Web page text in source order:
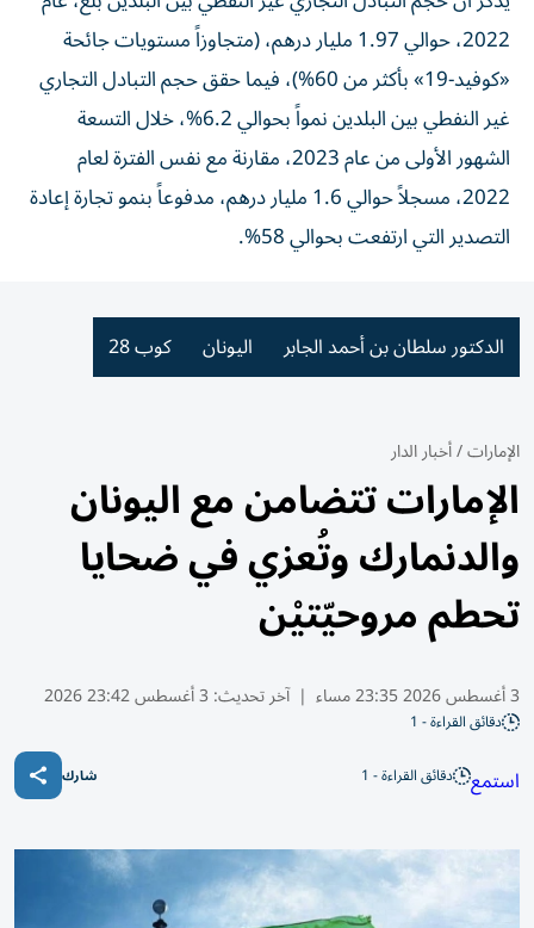
2022، حوالي 1.97 مليار درهم، (متجاوزاً مستويات جائحة
«كوفيد-19» بأكثر من 60%)، فيما حقق حجم التبادل التجاري
غير النفطي بين البلدين نمواً بحوالي 6.2%، خلال التسعة
الشهور الأولى من عام 2023، مقارنة مع نفس الفترة لعام
2022، مسجلاً حوالي 1.6 مليار درهم، مدفوعاً بنمو تجارة إعادة
التصدير التي ارتفعت بحوالي 58%.
الدكتور سلطان بن أحمد الجابر اليونان كوب 28
الإمارات/أخبار الدار
الإمارات تتضامن مع اليونان
والدنمارك وتُعزي في ضحايا
تحطم مروحيّتيْن
3 أغسطس 2026 23:35 مساء | آخر تحديث: 3 أغسطس 23:42 2026
دقائق القراءة - 1
استمع دقائق القراءة - 1 شارك